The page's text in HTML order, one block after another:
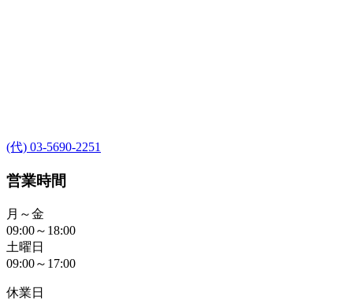
(代) 03-5690-2251
営業時間
月～金
09:00～18:00
土曜日
09:00～17:00
休業日